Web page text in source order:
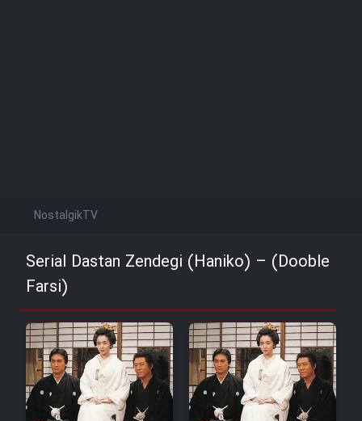
NostalgikTV
Serial Dastan Zendegi (Haniko) – (Dooble
Farsi)